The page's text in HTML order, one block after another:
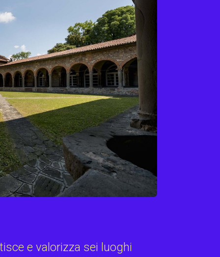
e valorizza sei luoghi